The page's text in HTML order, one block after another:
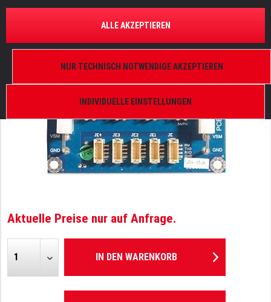
ELATION 9900006451
Aktuelle Preise nur auf Anfrage.
IN DEN WARENKORB
INDIVIDUELLE EINSTELLUNGEN
NUR TECHNISCH NOTWENDIGE AKZEPTIEREN
ALLE AKZEPTIEREN